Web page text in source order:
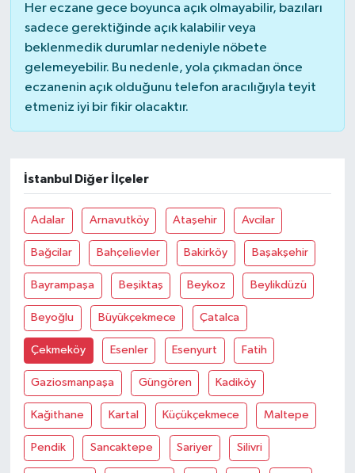
Her eczane gece boyunca açık olmayabilir, bazıları
sadece gerektiğinde açık kalabilir veya
beklenmedik durumlar nedeniyle nöbete
gelemeyebilir. Bu nedenle, yola çıkmadan önce
eczanenin açık olduğunu telefon aracılığıyla teyit
etmeniz iyi bir fikir olacaktır.
İstanbul Diğer İlçeler
Adalar Arnavutköy Ataşehir Avcilar
Bağcilar Bahçelievler Bakirköy Başakşehir
Bayrampaşa Beşiktaş Beykoz Beylikdüzü
Beyoğlu Büyükçekmece Çatalca
Çekmeköy Esenler Esenyurt Fatih
Gaziosmanpaşa Güngören Kadiköy
Kağithane Kartal Küçükçekmece Maltepe
Pendik Sancaktepe Sariyer Silivri